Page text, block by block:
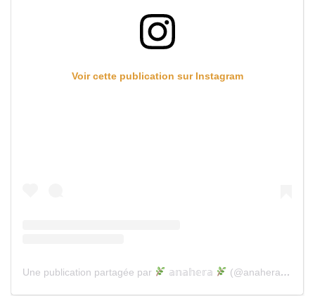
Voir cette publication sur Instagram
Une publication partagée par 𝕒𝕟𝕒𝕙𝕖𝕣𝕒 (@anaheracafe)